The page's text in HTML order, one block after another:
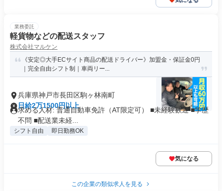
業務委託
軽貨物などの配送スタッフ
株式会社マルケン
《安定◎大手ECサイト商品の配送ドライバー》加盟金・保証金0円
｜完全自由シフト制｜車両リー...
兵庫県神戸市長田区駒ヶ林南町
日給2万1500円以上
求める人材: 普通自動車免許（AT限定可） ■未経験歓迎 ■学歴
不問 ■配送業未経...
シフト自由 即日勤務OK
気になる
この企業の類似求人を見る